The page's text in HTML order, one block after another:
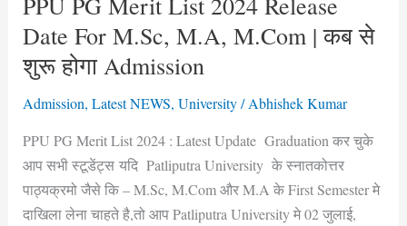
Date For M.Sc, M.A, M.Com | कब से
शुरू होगा Admission
Admission, Latest NEWS, University/Abhishek Kumar
PPU PG Merit List 2024 : Latest Update Graduation कर चुके
आप सभी स्टूडेंट्स यदि Patliputra University के स्नातकोत्तर
पाठ्यक्रमो जैसे कि – M.Sc, M.Com और M.A के First Semester मे
दाखिला लेना चाहते है,तो आप Patliputra University मे 02 जुलाई,
|
कब
से
होगा
Admission